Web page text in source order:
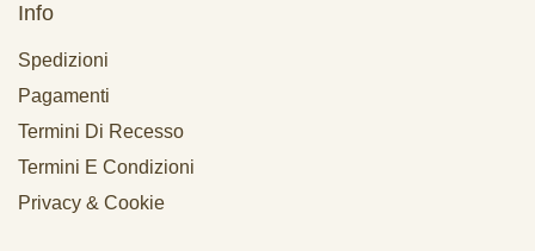
Info
Spedizioni
Pagamenti
Termini Di Recesso
Termini E Condizioni
Privacy & Cookie